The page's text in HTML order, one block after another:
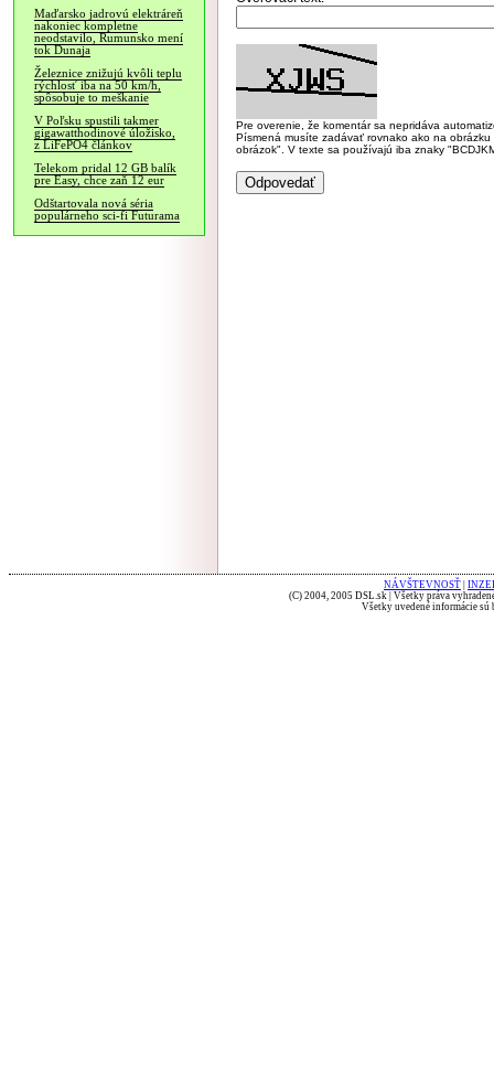
Maďarsko jadrovú elektráreň
nakoniec kompletne
neodstavilo, Rumunsko mení
tok Dunaja
Železnice znižujú kvôli teplu
rýchlosť iba na 50 km/h,
spôsobuje to meškanie
V Poľsku spustili takmer
gigawatthodinové úložisko,
z LiFePO4 článkov
Telekom pridal 12 GB balík
pre Easy, chce zaň 12 eur
Odštartovala nová séria
populárneho sci-fi Futurama
Pre overenie, že komentár sa nepridáva
Písmená musíte zadávať rovnako ako na
obrázok". V texte sa používajú iba znaky
NÁVŠTEVNOSŤ
(C) 2004, 2005 DSL.sk | Všetky práva
Všetky uvedené informácie sú